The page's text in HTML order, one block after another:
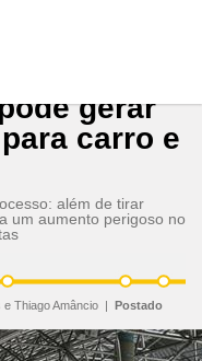
gerar
carro e
além de tirar
um aumento perigoso no
Thiago Amâncio | Postado